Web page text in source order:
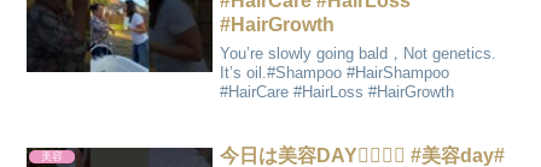
#HairGrowth
You’re slowly going bald，Not genetics.
It’s oil.#Shampoo #HairShampoo
#HairCare #HairLoss #HairGrowth
美容
今日は美容DAY💇🏻‍♀️✨ #美容day#